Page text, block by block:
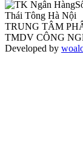
Thái Tông Hà Nội
TRUNG TÂM
TMDV CÔNG
Developed by